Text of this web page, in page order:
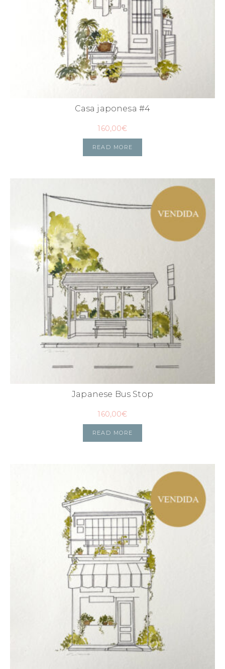
Casa japonesa #4
160,00€
READ MORE
Japanese Bus Stop
160,00€
READ MORE